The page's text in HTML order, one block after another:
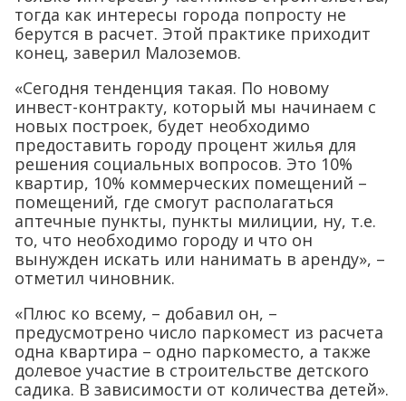
тогда как интересы города попросту не
берутся в расчет. Этой практике приходит
конец, заверил Малоземов.
«Сегодня тенденция такая. По новому
инвест-контракту, который мы начинаем с
новых построек, будет необходимо
предоставить городу процент жилья для
решения социальных вопросов. Это 10%
квартир, 10% коммерческих помещений –
помещений, где смогут располагаться
аптечные пункты, пункты милиции, ну, т.е.
то, что необходимо городу и что он
вынужден искать или нанимать в аренду», –
отметил чиновник.
«Плюс ко всему, – добавил он, –
предусмотрено число паркомест из расчета
одна квартира – одно паркоместо, а также
долевое участие в строительстве детского
садика. В зависимости от количества детей».